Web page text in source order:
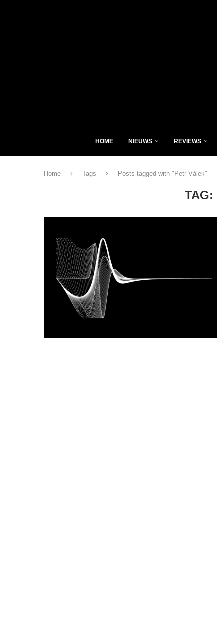
HOME NIEUWS REVIEWS
Home Tags Posts tagged with "Petr Vàlek"
TAG: